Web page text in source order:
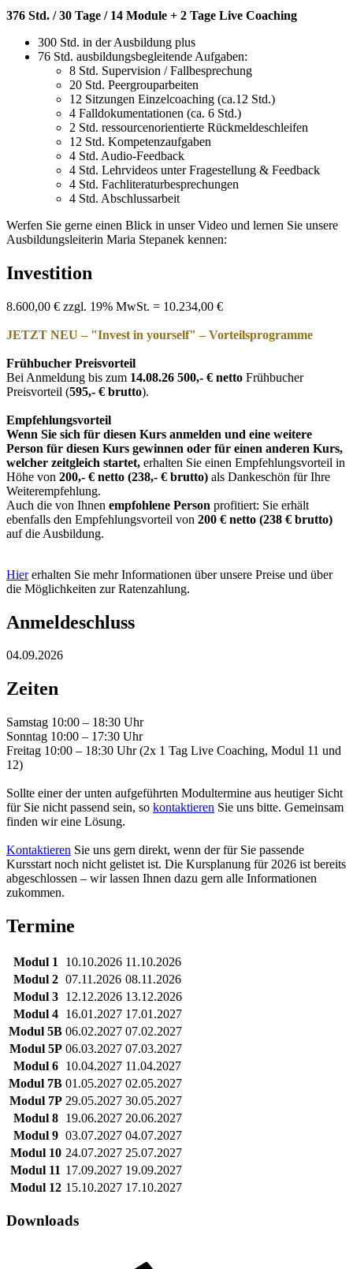
376 Std. / 30 Tage / 14 Module + 2 Tage Live Coaching
300 Std. in der Ausbildung plus
76 Std. ausbildungsbegleitende Aufgaben:
8 Std. Supervision / Fallbesprechung
20 Std. Peergrouparbeiten
12 Sitzungen Einzelcoaching (ca.12 Std.)
4 Falldokumentationen (ca. 6 Std.)
2 Std. ressourcenorientierte Rückmeldeschleifen
12 Std. Kompetenzaufgaben
4 Std. Audio-Feedback
4 Std. Lehrvideos unter Fragestellung & Feedback
4 Std. Fachliteraturbesprechungen
4 Std. Abschlussarbeit
Werfen Sie gerne einen Blick in unser Video und lernen Sie unsere
Ausbildungsleiterin Maria Stepanek kennen:
Investition
8.600,00 € zzgl. 19% MwSt. = 10.234,00 €
JETZT NEU – "Invest in yourself" – Vorteilsprogramme
Frühbucher Preisvorteil
Bei Anmeldung bis zum 14.08.26 500,- € netto Frühbucher
Preisvorteil (595,- € brutto).
Empfehlungsvorteil
Wenn Sie sich für diesen Kurs anmelden und eine weitere
Person für diesen Kurs gewinnen oder für einen anderen Kurs,
welcher zeitgleich startet, erhalten Sie einen Empfehlungsvorteil in
Höhe von 200,- € netto (238,- € brutto) als Dankeschön für Ihre
Weiterempfehlung.
Auch die von Ihnen empfohlene Person profitiert: Sie erhält
ebenfalls den Empfehlungsvorteil von 200 € netto (238 € brutto)
auf die Ausbildung.
Hiererhalten Sie mehr Informationen über unsere Preise und über
die Möglichkeiten zur Ratenzahlung.
Anmeldeschluss
04.09.2026
Zeiten
Samstag 10:00 – 18:30 Uhr
Sonntag 10:00 – 17:30 Uhr
Freitag 10:00 – 18:30 Uhr (2x 1 Tag Live Coaching, Modul 11 und
12)
Sollte einer der unten aufgeführten Modultermine aus heutiger Sicht
für Sie nicht passend sein, so kontaktieren Sie uns bitte. Gemeinsam
finden wir eine Lösung.
Kontaktieren Sie uns gern direkt, wenn der für Sie passende
Kursstart noch nicht gelistet ist. Die Kursplanung für 2026 ist bereits
abgeschlossen – wir lassen Ihnen dazu gern alle Informationen
zukommen.
Termine
Modul 1 10.10.2026 11.10.2026
Modul 2 07.11.2026 08.11.2026
Modul 3
12.12.2026 13.12.2026
Modul 4
16.01.2027 17.01.2027
Modul 5B 06.02.2027 07.02.2027
Modul 5P 06.03.2027 07.03.2027
Modul 6
10.04.2027 11.04.2027
Modul 7B 01.05.2027 02.05.2027
Modul 7P 29.05.2027 30.05.2027
Modul 8
19.06.2027 20.06.2027
Modul 9 03.07.2027 04.07.2027
Modul 10 24.07.2027 25.07.2027
Modul 11 17.09.2027 19.09.2027
Modul 12 15.10.2027 17.10.2027
Downloads